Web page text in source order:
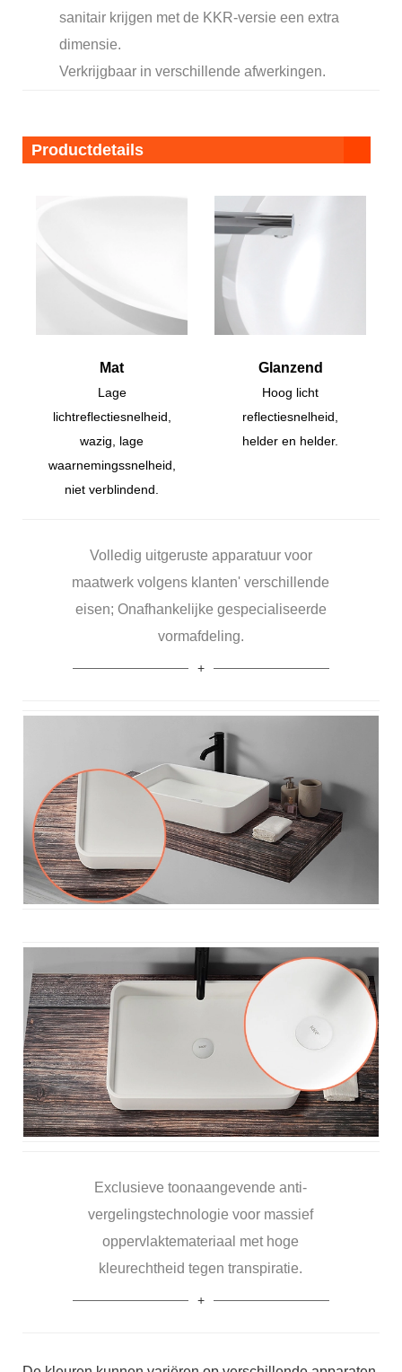
sanitair krijgen met de KKR-versie een extra
dimensie.
Verkrijgbaar in verschillende afwerkingen.
Productdetails
Mat
Lage
lichtreflectiesnelheid,
wazig, lage
waarnemingssnelheid,
niet verblindend.
Glanzend
Hoog licht
reflectiesnelheid,
helder en helder.
Volledig uitgeruste apparatuur voor
maatwerk volgens klanten' verschillende
eisen; Onafhankelijke gespecialiseerde
vormafdeling.
Exclusieve toonaangevende anti-
vergelingstechnologie voor massief
oppervlaktemateriaal met hoge
kleurechtheid tegen transpiratie.